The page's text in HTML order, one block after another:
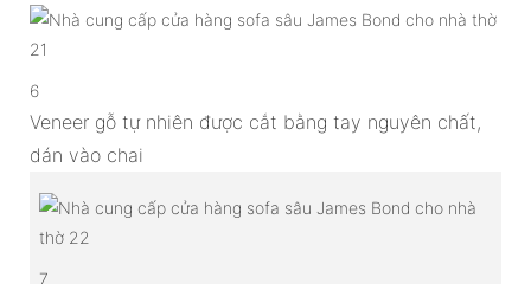
6
Veneer gỗ tự nhiên được cắt bằng tay nguyên chất,
dán vào chai
7